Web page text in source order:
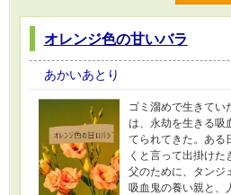
オレンジ色の甘いバラ
あかいあとり
ゴミ溜めで生きてい
は、永劫を生きる吸
てられてきた。ある
くと言って出掛け
父のために、タンジ
吸血鬼の養い親と、